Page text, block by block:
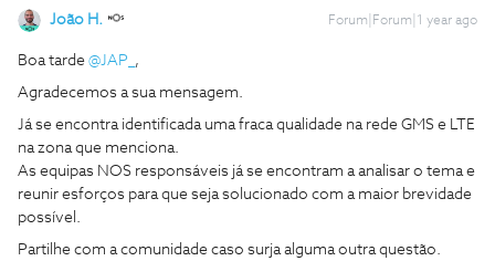
João H. Forum|Forum|1 year ago
Boa tarde ​ @JAP_ ,
Agradecemos a sua mensagem.
Já se encontra identificada uma fraca qualidade na rede GMS e LTE
na zona que menciona.
As equipas NOS responsáveis já se encontram a analisar o tema e
reunir esforços para que seja solucionado com a maior brevidade
possível.
Partilhe com a comunidade caso surja alguma outra questão.